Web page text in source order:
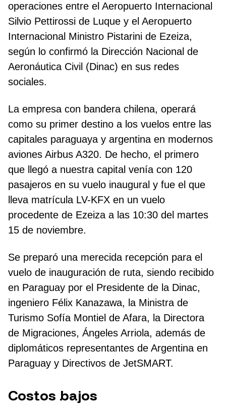
operaciones entre el Aeropuerto Internacional
Silvio Pettirossi de Luque y el Aeropuerto
Internacional Ministro Pistarini de Ezeiza,
según lo confirmó la Dirección Nacional de
Aeronáutica Civil (Dinac) en sus redes
sociales.
La empresa con bandera chilena, operará
como su primer destino a los vuelos entre las
capitales paraguaya y argentina en modernos
aviones Airbus A320. De hecho, el primero
que llegó a nuestra capital venía con 120
pasajeros en su vuelo inaugural y fue el que
lleva matrícula LV-KFX en un vuelo
procedente de Ezeiza a las 10:30 del martes
15 de noviembre.
Se preparó una merecida recepción para el
vuelo de inauguración de ruta, siendo recibido
en Paraguay por el Presidente de la Dinac,
ingeniero Félix Kanazawa, la Ministra de
Turismo Sofía Montiel de Afara, la Directora
de Migraciones, Ángeles Arriola, además de
diplomáticos representantes de Argentina en
Paraguay y Directivos de JetSMART.
Costos bajos